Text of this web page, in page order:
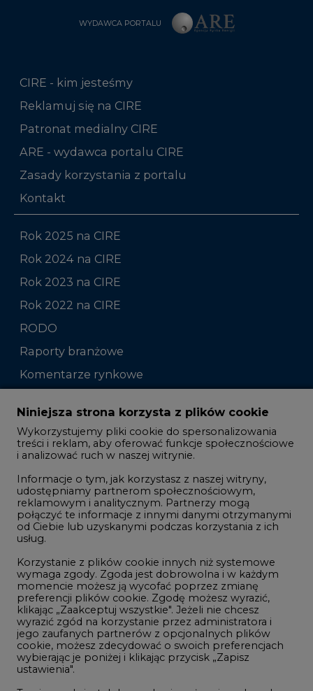
WYDAWCA PORTALU
CIRE - kim jesteśmy
Reklamuj się na CIRE
Patronat medialny CIRE
ARE - wydawca portalu CIRE
Zasady korzystania z portalu
Kontakt
Rok 2025 na CIRE
Rok 2024 na CIRE
Rok 2023 na CIRE
Rok 2022 na CIRE
RODO
Raporty branżowe
Komentarze rynkowe
Zmiany kadrowe na rynku
Studio CIRE
Rozmowy o energetyce
Gospodarka
Geopolityka
LTE450
Innowacje i AI
Telekomunikacja i IT
Handel emisjami CO2
Wodór
Górnictwo
Niniejsza strona korzysta z plików cookie
Wykorzystujemy pliki cookie do spersonalizowania
treści i reklam, aby oferować funkcje społecznościowe
i analizować ruch w naszej witrynie.
Informacje o tym, jak korzystasz z naszej witryny,
udostępniamy partnerom społecznościowym,
reklamowym i analitycznym. Partnerzy mogą
połączyć te informacje z innymi danymi otrzymanymi
od Ciebie lub uzyskanymi podczas korzystania z ich
usług.
Korzystanie z plików cookie innych niż systemowe
wymaga zgody. Zgoda jest dobrowolna i w każdym
momencie możesz ją wycofać poprzez zmianę
preferencji plików cookie. Zgodę możesz wyrazić,
klikając „Zaakceptuj wszystkie". Jeżeli nie chcesz
wyrazić zgód na korzystanie przez administratora i
jego zaufanych partnerów z opcjonalnych plików
cookie, możesz zdecydować o swoich preferencjach
wybierając je poniżej i klikając przycisk „Zapisz
ustawienia".